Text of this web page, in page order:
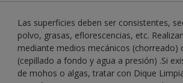
Las superficies deben ser consistentes,
polvo, grasas, eflorescencias, etc.
mediante medios mecánicos (chorreado)
(cepillado a fondo y agua a presión) .Si
de mohos o algas, tratar con Dique